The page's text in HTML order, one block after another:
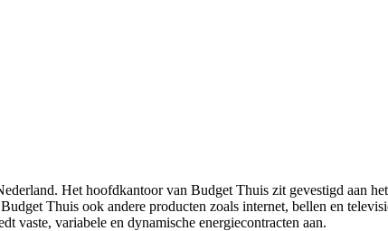
Het hoofdkantoor van Budget Thuis zit gevestigd aan
Thuis ook andere producten zoals internet, bellen en
vaste, variabele en dynamische energiecontracten aan.